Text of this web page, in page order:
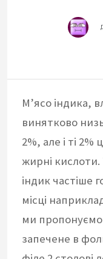
М’ясо індика,
винятково
2%, але і ті 2%
жирні
індик частіше
місці
ми пропонуємо
запечене в